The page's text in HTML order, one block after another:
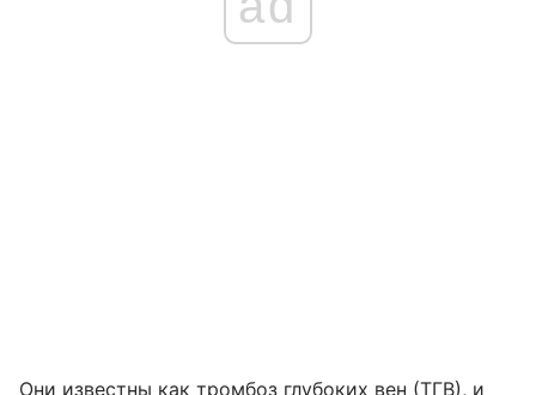
Они известны как тромбоз глубоких вен (ТГВ), и